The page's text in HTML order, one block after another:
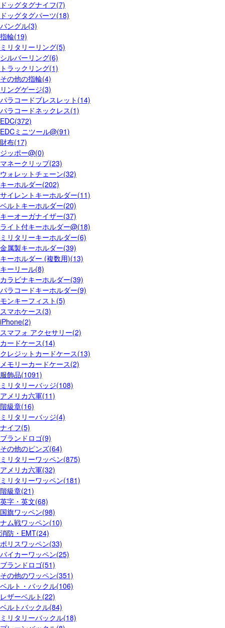
ドッグタグナイフ(7)
ドッグタグパーツ(18)
バングル(3)
指輪(19)
ミリタリーリング(5)
シルバーリング(6)
トラックリング(1)
その他の指輪(4)
リングゲージ(3)
パラコードブレスレット(14)
パラコードネックレス(1)
EDC(372)
EDCミニツール@(91)
財布(17)
ジッポー@(0)
マネークリップ(23)
ウォレットチェーン(32)
キーホルダー(202)
サイレントキーホルダー(11)
ベルトキーホルダー(20)
キーオーガナイザー(37)
ライト付キーホルダー@(18)
ミリタリーキーホルダー(6)
金属製キーホルダー(39)
キーホルダー (複数用)(13)
キーリール(8)
カラビナキーホルダー(39)
パラコードキーホルダー(9)
モンキーフィスト(5)
スマホケース(3)
iPhone(2)
スマフォ アクセサリー(2)
カードケース(14)
クレジットカードケース(13)
メモリーカードケース(2)
服飾品(1091)
ミリタリーバッジ(108)
アメリカ六軍(11)
階級章(16)
ミリタリーバッジ(4)
ナイフ(5)
ブランドロゴ(9)
その他のピンズ(64)
ミリタリーワッペン(875)
アメリカ六軍(32)
ミリタリーワッペン(181)
階級章(21)
英字・英文(68)
国旗ワッペン(98)
ナム戦ワッペン(10)
消防・EMT(24)
ポリスワッペン(33)
バイカーワッペン(25)
ブランドロゴ(51)
その他のワッペン(351)
ベルト・バックル(106)
レザーベルト(22)
ベルトバックル(84)
ミリタリーバックル(18)